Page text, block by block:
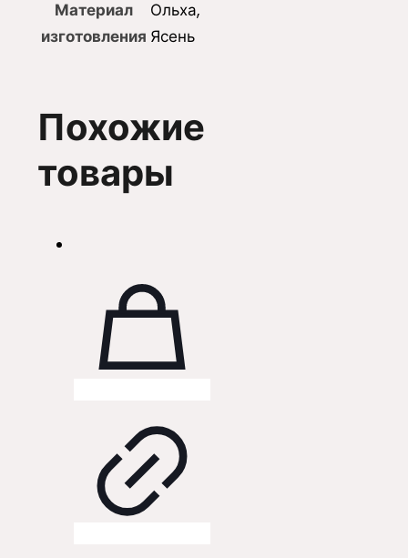
Материал
изготовления
Ольха,
Ясень
Похожие
товары